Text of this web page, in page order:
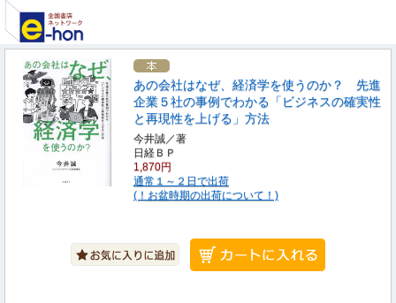
あの会社はなぜ、経済学を使うのか？ 先進
企業５社の事例でわかる「ビジネスの確実性
と再現性を上げる」方法
今井誠／著
日経ＢＰ
1,870円
通常１～２日で出荷
(！お盆時期の出荷について！)